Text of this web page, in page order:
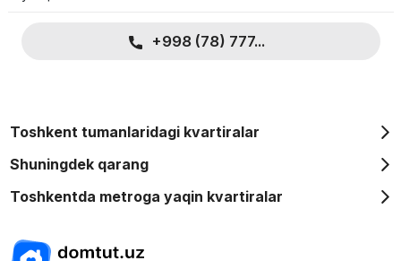
lifti
- Tog'larga qaragan panoramali derazalar
+998 (78) 777...
Toshkent tumanlaridagi kvartiralar
Shuningdek qarang
Toshkentda metroga yaqin kvartiralar